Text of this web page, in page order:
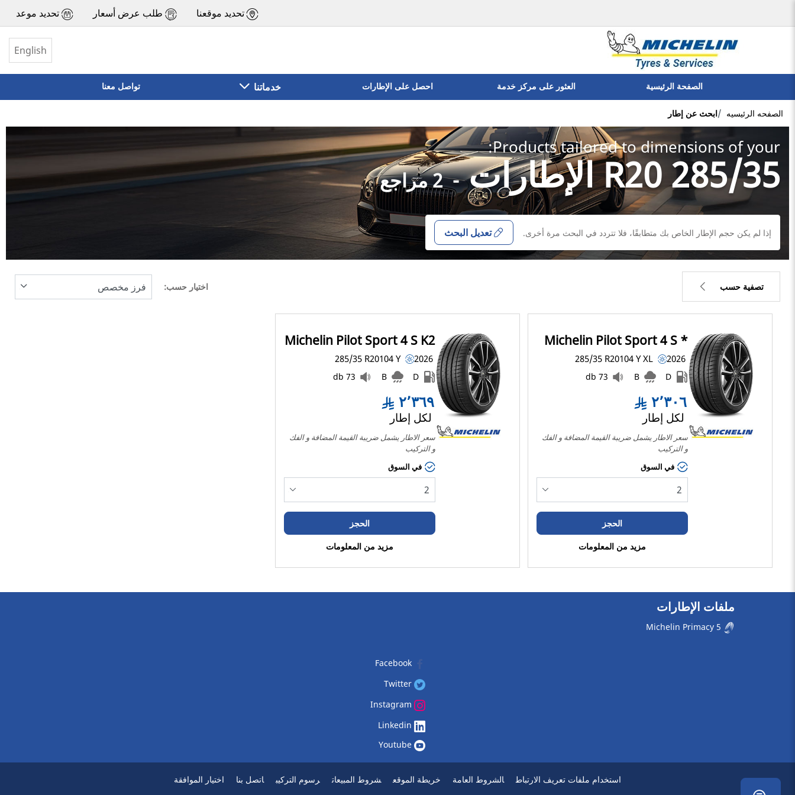
تحديد موقعنا طلب عرض أسعار تحديد موعد
English
الصفحة الرئيسية العثور على مركز خدمة احصل على الإطارات خدماتنا تواصل معنا
الصفحه الرئيسيه ابحث عن إطار
Products tailored to dimensions of your:
285/35 R20 الإطارات - 2 مراجع
إذا لم يكن حجم الإطار الخاص بك متطابقًا، فلا تتردد في البحث مرة أخرى. تعديل البحث
تصفية حسب
نوع الإطار
كل الأنواع (2)
شاحنة خفيفة وسيارة دفع
رَن فلات (0)
اختيار حسب:
Michelin Pilot Sport 4 S *
285/35 R20104YXL 2026
D
B
73 db
٢٬٣٠٦
لكل إطار
سعر الاطار يشمل ضريبة القيمة المضافة و الفك
و التركيب
في السوق
الحجز
مزيد من المعلومات
Michelin Pilot Sport 4 S K2
285/35 R20104Y 2026
D
B
73 db
٢٬٣٦٩
لكل إطار
سعر الاطار يشمل ضريبة القيمة المضافة و الفك
و التركيب
في السوق
الحجز
مزيد من المعلومات
ملفات الإطارات
Facebook
Twitter
Youtube
استخدام ملفات تعريف الارتباط الشروط العامة خريطة الموقع شروط المبيعات رسوم التركيب اتصل بنا اختيار الموافقة